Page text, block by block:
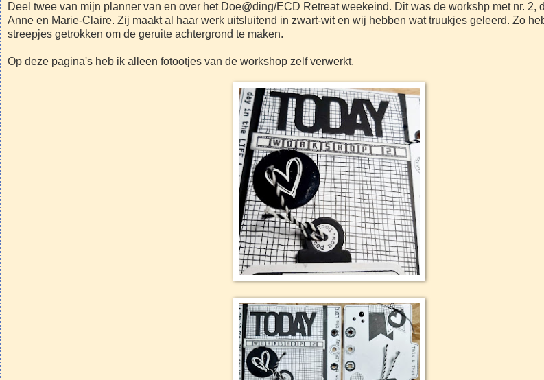
Deel twee van mijn planner van en over het Doe@ding/ECD Retreat weekeind. Dit was de workshp met nr. 2,
Anne en Marie-Claire. Zij maakt al haar werk uitsluitend in zwart-wit en wij hebben wat truukjes geleerd. Zo
streepjes getrokken om de geruite achtergrond te maken.
Op deze pagina's heb ik alleen fotootjes van de workshop zelf verwerkt.